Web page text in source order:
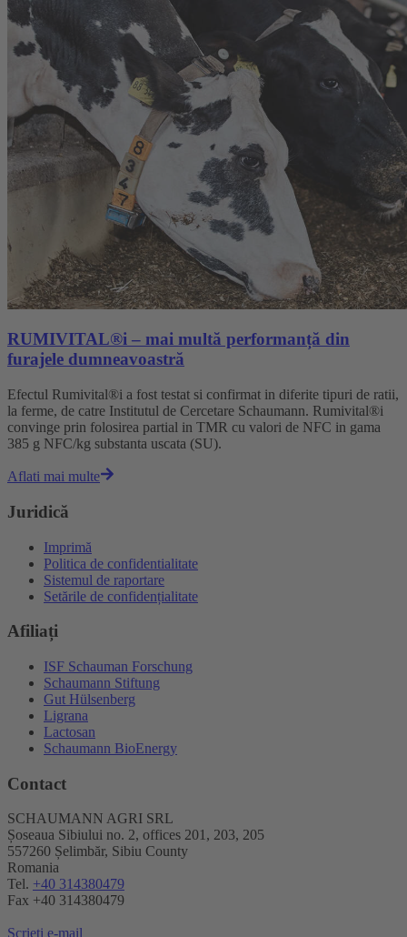
RUMIVITAL®i – mai multă performanță din
furajele dumneavoastră
Efectul Rumivital®i a fost testat si confirmat in diferite tipuri de ratii,
la ferme, de catre Institutul de Cercetare Schaumann. Rumivital®i
convinge prin folosirea partial in TMR cu valori de NFC in gama
385 g NFC/kg substanta uscata (SU).
Aflati mai multe
Juridică
Imprimă
Politica de confidentialitate
Sistemul de raportare
Setările de confidențialitate
Afiliați
ISF Schauman Forschung
Schaumann Stiftung
Gut Hülsenberg
Ligrana
Lactosan
Schaumann BioEnergy
Contact
SCHAUMANN AGRI SRL
Șoseaua Sibiului no. 2, offices 201, 203, 205
557260 Șelimbăr, Sibiu County
Romania
Tel. +40 314380479
Fax +40 314380479
Scrieți e-mail